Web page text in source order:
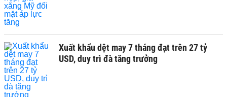
Xuất khẩu dệt may 7 tháng đạt trên 27 tỷ
USD, duy trì đà tăng trưởng